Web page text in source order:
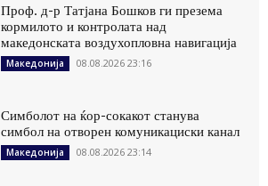
Проф. д-р Татјана Бошков ги презема
кормилото и контролата над
македонската воздухопловна навигација
Македонија 08.08.2026 23:16
Симболот на ќор-сокакот станува
симбол на отворен комуникациски канал
Македонија 08.08.2026 23:14